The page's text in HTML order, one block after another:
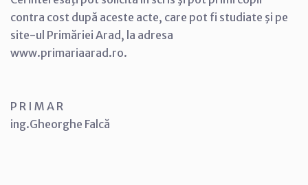
contra cost după aceste acte, care pot fi studiate şi pe
site-ul Primăriei Arad, la adresa
www.primariaarad.ro.
P R I M A R
ing.Gheorghe Falcă